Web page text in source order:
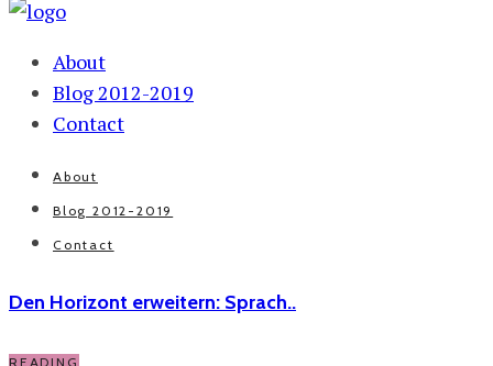
About
Blog 2012-2019
Contact
About
Blog 2012-2019
Contact
Den Horizont erweitern: Sprach..
READING